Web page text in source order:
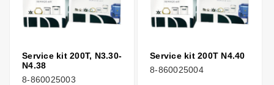
Service kit 200T, N3.30-
N4.38
8-860025003
Service kit 200T N4.40
8-860025004